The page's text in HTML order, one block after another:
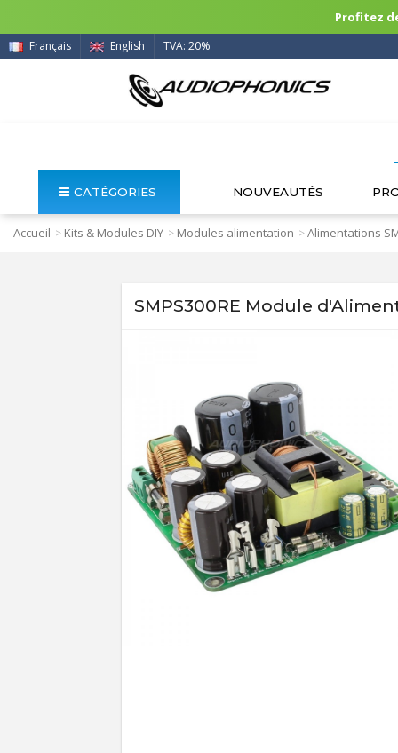
Profitez
Français English TVA: 20%
CATÉGORIES NOUVEAUTÉS
Accueil > Kits & Modules DIY > Modules alimentation >Alimentations
SMPS300RE Module